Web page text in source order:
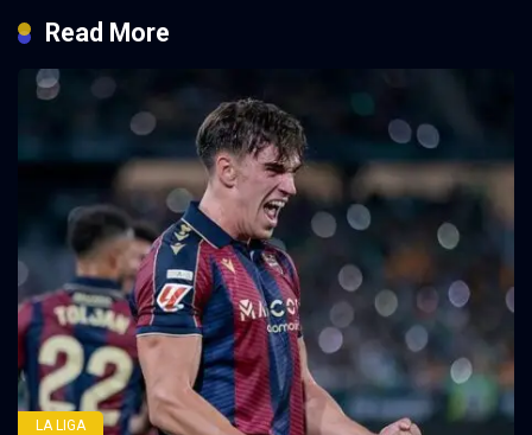
Read More
LA LIGA